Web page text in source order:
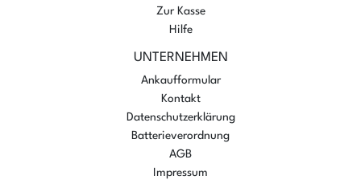
Zur Kasse
Hilfe
UNTERNEHMEN
Ankaufformular
Kontakt
Datenschutzerklärung
Batterieverordnung
AGB
Impressum